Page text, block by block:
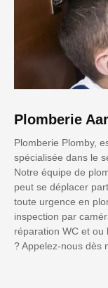
Plomberie
Plomberie Plomby,
spécialisée dans le
Notre équipe de
peut se déplacer
toute urgence en
inspection par
réparation WC et ou
? Appelez-nous dès